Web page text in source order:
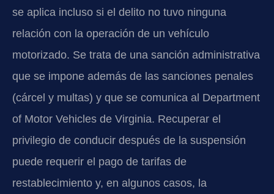
se aplica incluso si el delito no tuvo ninguna
relación con la operación de un vehículo
motorizado. Se trata de una sanción administrativa
que se impone además de las sanciones penales
(cárcel y multas) y que se comunica al Department
of Motor Vehicles de Virginia. Recuperar el
privilegio de conducir después de la suspensión
puede requerir el pago de tarifas de
restablecimiento y, en algunos casos, la